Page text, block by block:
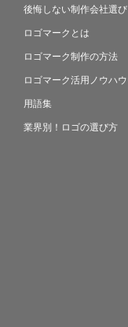
後悔しない制作会社選び
ロゴマークとは
ロゴマーク制作の方法
ロゴマーク活用ノウハウ
用語集
業界別！ロゴの選び方